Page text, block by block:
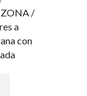
ZONA /
a
con